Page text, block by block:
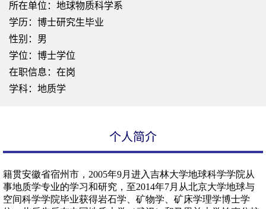
所在单位：地球物质科学系
学历：博士研究生毕业
性别：男
学位：博士学位
在职信息：在岗
学科：地质学
个人简介